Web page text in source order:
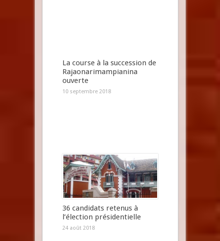
La course à la succession de
Rajaonarimampianina
ouverte
10 septembre 2018
36 candidats retenus à
l’élection présidentielle
24 août 2018